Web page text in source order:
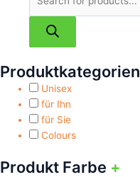
Produktkategorien
Unisex
für Ihn
für Sie
Colours
Produkt Farbe +